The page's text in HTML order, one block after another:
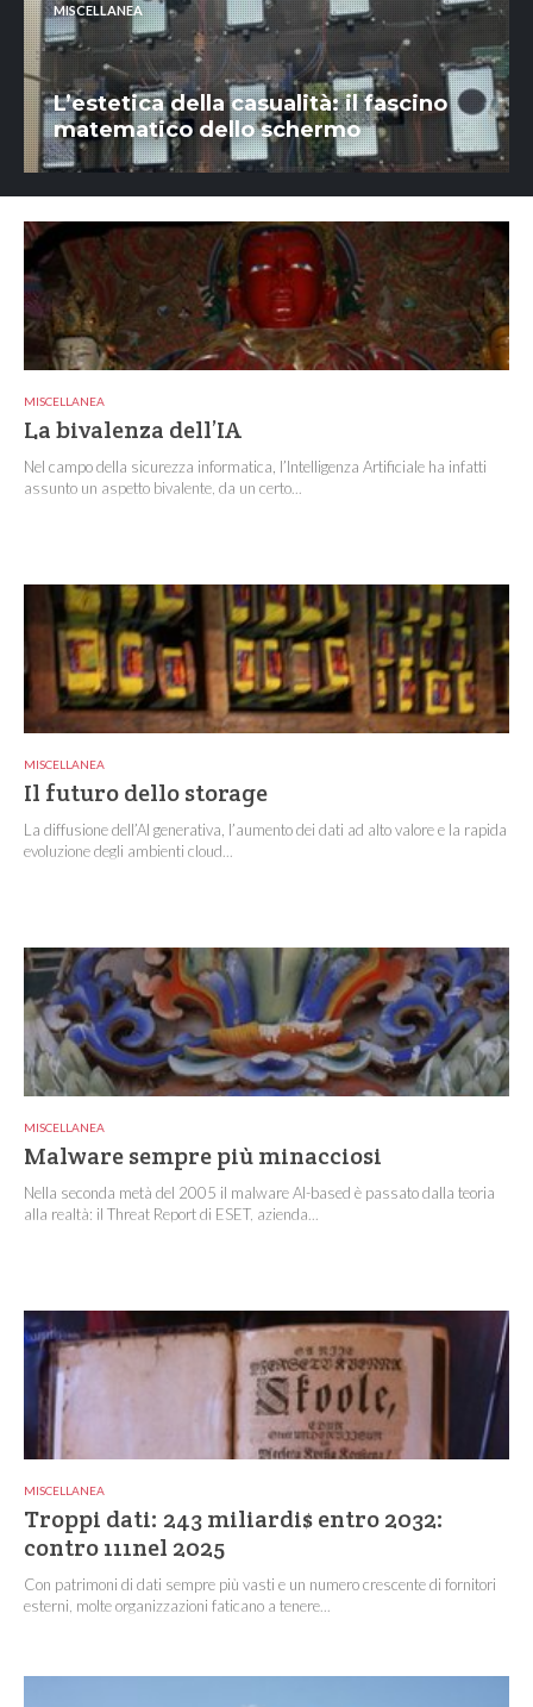
MISCELLANEA
L’estetica della casualità: il fascino
matematico dello schermo
MISCELLANEA
La bivalenza dell’IA
Nel campo della sicurezza informatica, l’Intelligenza Artificiale ha infatti
assunto un aspetto bivalente, da un certo...
MISCELLANEA
Il futuro dello storage
La diffusione dell’AI generativa, l’aumento dei dati ad alto valore e la rapida
evoluzione degli ambienti cloud...
MISCELLANEA
Malware sempre più minacciosi
Nella seconda metà del 2005 il malware AI-based è passato dalla teoria
alla realtà: il Threat Report di ESET, azienda...
MISCELLANEA
Troppi dati: 243 miliardi$ entro 2032:
contro 111nel 2025
Con patrimoni di dati sempre più vasti e un numero crescente di fornitori
esterni, molte organizzazioni faticano a tenere...